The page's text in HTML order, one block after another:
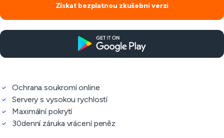
Získat bezplatnou zkušební verzi
Ochrana soukromí online
Servery s vysokou rychlostí
Maximální pokrytí
30denní záruka vrácení peněz